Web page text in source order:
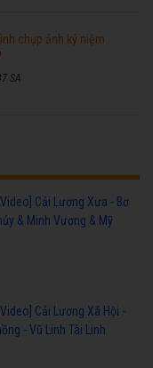
chụp ảnh kỷ niệm
SA
Video] Cải Lương Xưa - Bơ
& Minh Vương & Mỹ
Video] Cải Lương Xã Hội -
- Vũ Linh Tài Linh